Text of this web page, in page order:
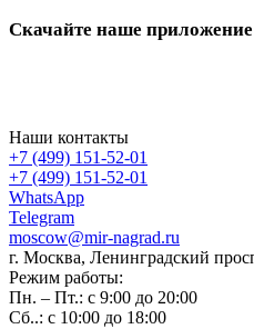
Скачайте наше приложение
Наши контакты
+7 (499) 151-52-01
+7 (499) 151-52-01
WhatsApp
Telegram
moscow@mir-nagrad.ru
г. Москва, Ленинградский
Режим работы:
Пн. – Пт.: с 9:00 до 20:00
Сб..: с 10:00 до 18:00